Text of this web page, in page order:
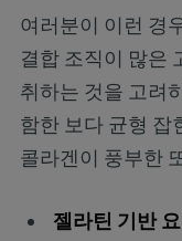
여러분이 이런 경
결합 조직이 많은
취하는 것을 고려
함한 보다 균형 잡
콜라겐이 풍부한
젤라틴 기반